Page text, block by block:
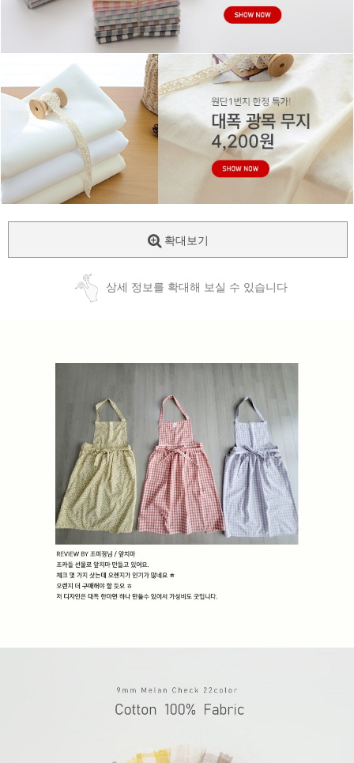
확대보기
상세 정보를 확대해 보실 수 있습니다